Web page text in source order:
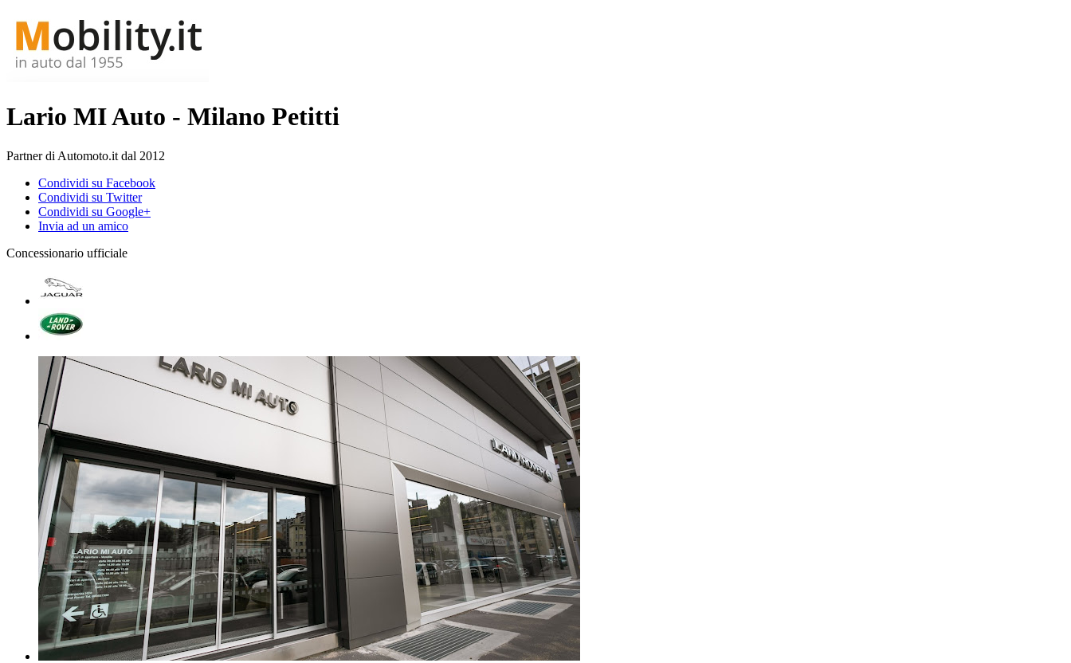
Lario MI Auto - Milano Petitti
Partner di Automoto.it dal 2012
Condividi su Facebook
Condividi su Twitter
Condividi su Google+
Invia ad un amico
Concessionario ufficiale